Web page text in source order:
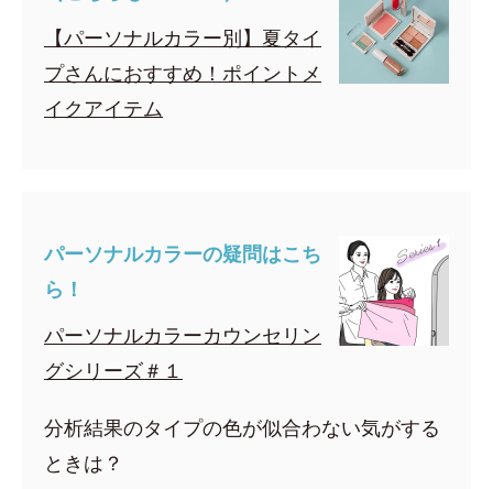
【パーソナルカラー別】夏タイ
プさんにおすすめ！ポイントメ
イクアイテム
パーソナルカラーの疑問はこち
ら！
パーソナルカラーカウンセリン
グシリーズ＃１
分析結果のタイプの色が似合わない気がする
ときは？